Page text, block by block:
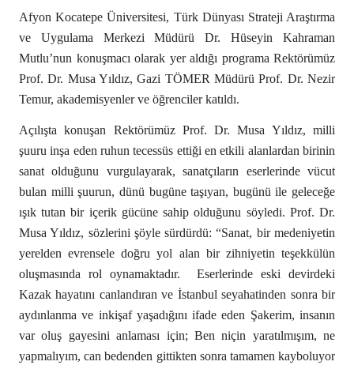
Afyon Kocatepe Üniversitesi, Türk Dünyası Strateji Araştırma
ve Uygulama Merkezi Müdürü Dr. Hüseyin Kahraman
Mutlu’nun konuşmacı olarak yer aldığı programa Rektörümüz
Prof. Dr. Musa Yıldız, Gazi TÖMER Müdürü Prof. Dr. Nezir
Temur, akademisyenler ve öğrenciler katıldı.
Açılışta konuşan Rektörümüz Prof. Dr. Musa Yıldız, milli
şuuru inşa eden ruhun tecessüs ettiği en etkili alanlardan birinin
sanat olduğunu vurgulayarak, sanatçıların eserlerinde vücut
bulan milli şuurun, dünü bugüne taşıyan, bugünü ile geleceğe
ışık tutan bir içerik gücüne sahip olduğunu söyledi. Prof. Dr.
Musa Yıldız, sözlerini şöyle sürdürdü: “Sanat, bir medeniyetin
yerelden evrensele doğru yol alan bir zihniyetin teşekkülün
oluşmasında rol oynamaktadır. Eserlerinde eski devirdeki
Kazak hayatını canlandıran ve İstanbul seyahatinden sonra bir
aydınlanma ve inkişaf yaşadığını ifade eden Şakerim, insanın
var oluş gayesini anlaması için; Ben niçin yaratılmışım, ne
yapmalıyım, can bedenden gittikten sonra tamamen kayboluyor